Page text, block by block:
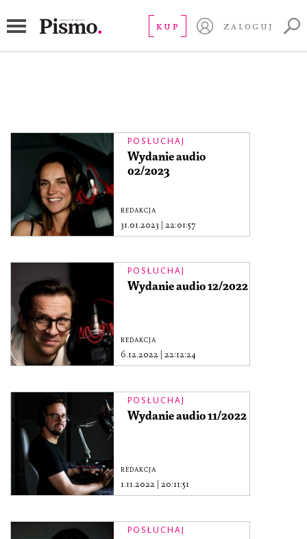
KUP ZALOGUJ
POSŁUCHAJ
Wydanie audio
02/2023
REDAKCJA
31.01.2023 22:01:57
POSŁUCHAJ
Wydanie audio 12/2022
REDAKCJA
6.12.2022 22:12:24
POSŁUCHAJ
Wydanie audio 11/2022
REDAKCJA
1.11.2022 20:11:51
POSŁUCHAJ